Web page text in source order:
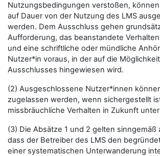
Nutzungsbedingungen verstoßen,
auf Dauer von der Nutzung des LMS
werden. Dem Ausschluss gehen
Aufforderung, das beanstandete
und eine schriftliche oder mündliche
Nutzer*in voraus, in der auf die
Ausschlusses hingewiesen wird.
(2) Ausgeschlossene Nutzer*innen
zugelassen werden, wenn sichergestellt
missbräuchliche Verhalten in Zukunft
(3) Die Absätze 1 und 2 gelten sinngemäß
dass der Betreiber des LMS den
einer systematischen Unterwanderung